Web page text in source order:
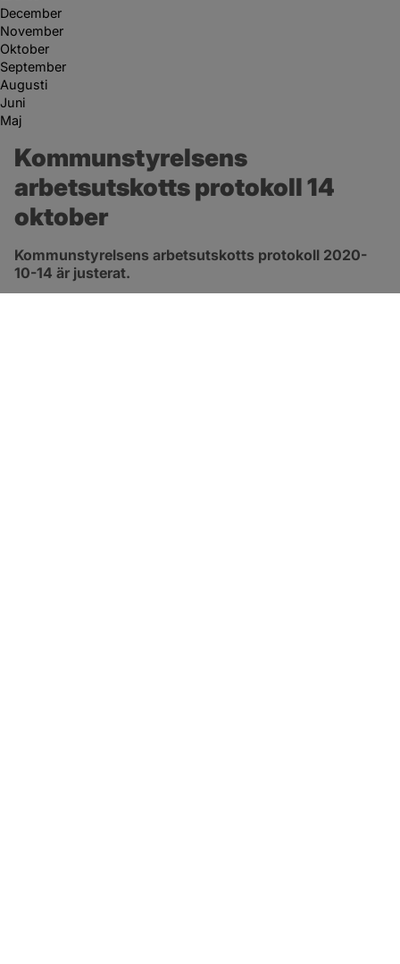
December
November
Oktober
September
Augusti
Juni
Maj
Kommunstyrelsens
arbetsutskotts protokoll 14
oktober
Kommunstyrelsens arbetsutskotts protokoll 2020-
10-14 är justerat.